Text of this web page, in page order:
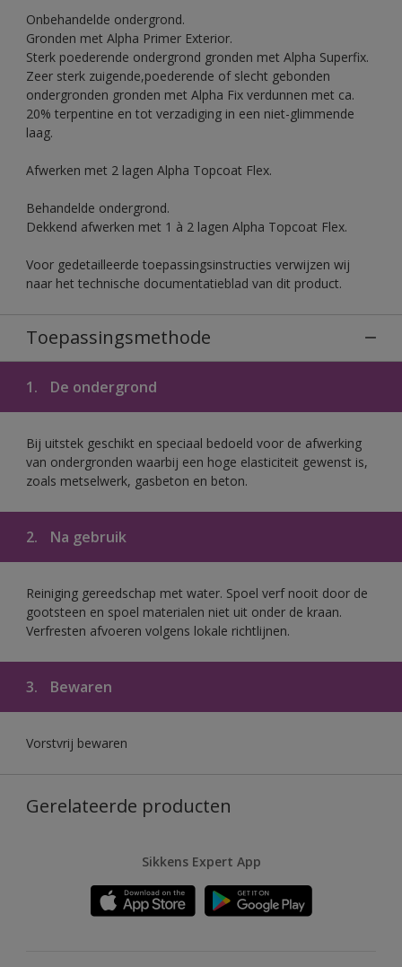
Onbehandelde ondergrond.
Gronden met Alpha Primer Exterior.
Sterk poederende ondergrond gronden met Alpha Superfix.
Zeer sterk zuigende,poederende of slecht gebonden
ondergronden gronden met Alpha Fix verdunnen met ca.
20% terpentine en tot verzadiging in een niet-glimmende
laag.
Afwerken met 2 lagen Alpha Topcoat Flex.
Behandelde ondergrond.
Dekkend afwerken met 1 à 2 lagen Alpha Topcoat Flex.
Voor gedetailleerde toepassingsinstructies verwijzen wij
naar het technische documentatieblad van dit product.
Toepassingsmethode
1. De ondergrond
Bij uitstek geschikt en speciaal bedoeld voor de afwerking
van ondergronden waarbij een hoge elasticiteit gewenst is,
zoals metselwerk, gasbeton en beton.
2. Na gebruik
Reiniging gereedschap met water. Spoel verf nooit door de
gootsteen en spoel materialen niet uit onder de kraan.
Verfresten afvoeren volgens lokale richtlijnen.
3. Bewaren
Vorstvrij bewaren
Gerelateerde producten
Sikkens Expert App